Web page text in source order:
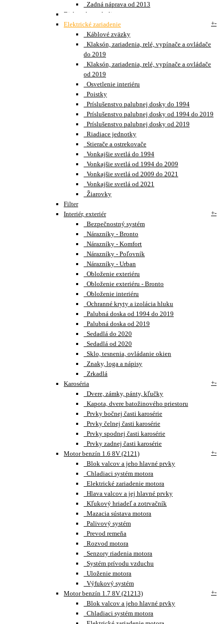
Zadná náprava od 2013
Disky a kryty kolies
Elektrické zariadenie
+-
Káblové zväzky
Klaksón, zariadenia, relé, vypínače a ovládače
do 2019
Klaksón, zariadenia, relé, vypínače a ovládače
od 2019
Osvetlenie interiéru
Poistky
Príslušenstvo palubnej dosky do 1994
Príslušenstvo palubnej dosky od 1994 do 2019
Príslušenstvo palubnej dosky od 2019
Riadiace jednotky
Stierače a ostrekovače
Vonkajšie svetlá do 1994
Vonkajšie svetlá od 1994 do 2009
Vonkajšie svetlá od 2009 do 2021
Vonkajšie svetlá od 2021
Žiarovky
Filter
Interiér, exteriér
+-
Bezpečnostný systém
Nárazníky - Bronto
Nárazníky - Komfort
Nárazníky - Poľovník
Nárazníky - Urban
Obloženie exteriéru
Obloženie exteriéru - Bronto
Obloženie interiéru
Ochranné kryty a izolácia hluku
Palubná doska od 1994 do 2019
Palubná doska od 2019
Sedadlá do 2020
Sedadlá od 2020
Sklo, tesnenia, ovládanie okien
Znaky, loga a nápisy
Zrkadlá
Karoséria
+-
Dvere, zámky, pánty, kľučky
Kapota, dvere batožinového priestoru
Prvky bočnej časti karosérie
Prvky čelnej časti karosérie
Prvky spodnej časti karosérie
Prvky zadnej časti karosérie
Motor benzín 1.6 8V (2121)
+-
Blok valcov a jeho hlavné prvky
Chladiaci systém motora
Elektrické zariadenie motora
Hlava valcov a jej hlavné prvky
Kľukový hriadeľ a zotrvačník
Mazacia sústava motora
Palivový systém
Prevod remeňa
Rozvod motora
Senzory riadenia motora
Systém prívodu vzduchu
Uloženie motora
Výfukový systém
Motor benzín 1.7 8V (21213)
+-
Blok valcov a jeho hlavné prvky
Chladiaci systém motora